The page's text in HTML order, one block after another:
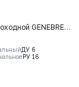
GENEBRE
PN16, корпус -
шар - латунь
шара -
ДУ 6
РУ 16